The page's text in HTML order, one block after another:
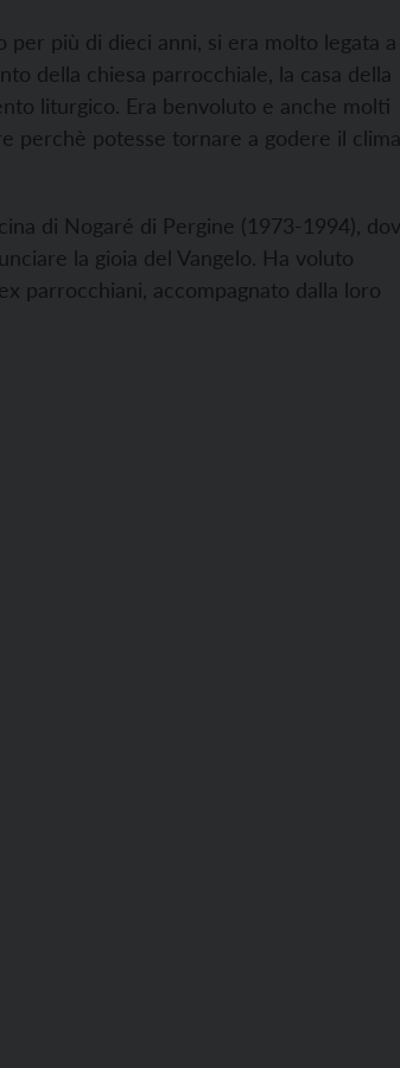
per più di dieci anni, si era molto legata a
della chiesa parrocchiale, la casa della
liturgico. Era benvoluto e anche molti
perchè potesse tornare a godere il clima
di Nogaré di Pergine (1973-1994),
la gioia del Vangelo. Ha voluto
parrocchiani, accompagnato dalla loro